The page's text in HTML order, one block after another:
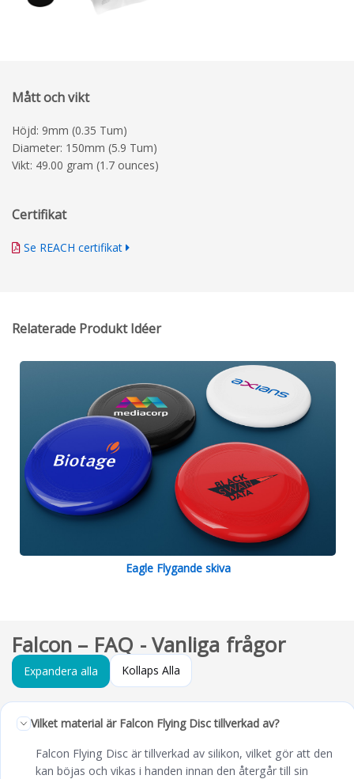
Mått och vikt
Höjd: 9mm (0.35 Tum)
Diameter: 150mm (5.9 Tum)
Vikt: 49.00 gram (1.7 ounces)
Certifikat
Se REACH certifikat
Relaterade Produkt Idéer
Eagle Flygande skiva
Falcon – FAQ - Vanliga frågor
Expandera alla Kollaps Alla
Vilket material är Falcon Flying Disc tillverkad av?
Falcon Flying Disc är tillverkad av silikon, vilket gör att den
kan böjas och vikas i handen innan den återgår till sin